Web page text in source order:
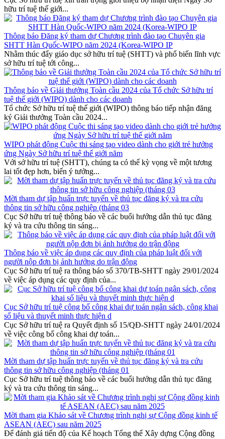
hữu trí tuệ thế giới...
Thông báo Đăng ký tham dự Chương trình đào tạo Chuyên gia
SHTT Hàn Quốc-WIPO năm 2024 (Korea-WIPO IP
Nhằm thúc đẩy giáo dục sở hữu trí tuệ (SHTT) và phổ biến lĩnh vực
sở hữu trí tuệ tới công...
Thông báo về Giải thưởng Toàn cầu 2024 của Tổ chức Sở hữu trí
tuệ thế giới (WIPO) dành cho các doanh
Tổ chức Sở hữu trí tuệ thế giới (WIPO) thông báo tiếp nhận đăng
ký Giải thưởng Toàn cầu 2024...
WIPO phát động Cuộc thi sáng tạo video dành cho giới trẻ hưởng
ứng Ngày Sở hữu trí tuệ thế giới năm
Với sở hữu trí tuệ (SHTT), chúng ta có thể kỳ vọng về một tương
lai tốt đẹp hơn, biến ý tưởng...
Mời tham dự tập huấn trực tuyến về thủ tục đăng ký và tra cứu
thông tin sở hữu công nghiệp (tháng 03
Cục Sở hữu trí tuệ thông báo về các buổi hướng dẫn thủ tục đăng
ký và tra cứu thông tin sáng...
Thông báo về việc áp dụng các quy định của pháp luật đối với
người nộp đơn bị ảnh hưởng do trận động
Cục Sở hữu trí tuệ ra thông báo số 370/TB-SHTT ngày 29/01/2024
về việc áp dụng các quy định của...
Cục Sở hữu trí tuệ công bố công khai dự toán ngân sách, công khai
số liệu và thuyết minh thực hiện d
Cục Sở hữu trí tuệ ra Quyết định số 15/QĐ-SHTT ngày 24/01/2024
về việc công bố công khai dự toán...
Mời tham dự tập huấn trực tuyến về thủ tục đăng ký và tra cứu
thông tin sở hữu công nghiệp (tháng 01
Cục Sở hữu trí tuệ thông báo về các buổi hướng dẫn thủ tục đăng
ký và tra cứu thông tin sáng...
Mời tham gia Khảo sát về Chương trình nghị sự Cộng đồng kinh tế
ASEAN (AEC) sau năm 2025
Để đánh giá tiến độ của Kế hoạch Tổng thể Xây dựng Cộng đồng